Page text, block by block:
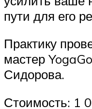
пути для его
Практику
мастер
Сидорова.
Стоимость: 1